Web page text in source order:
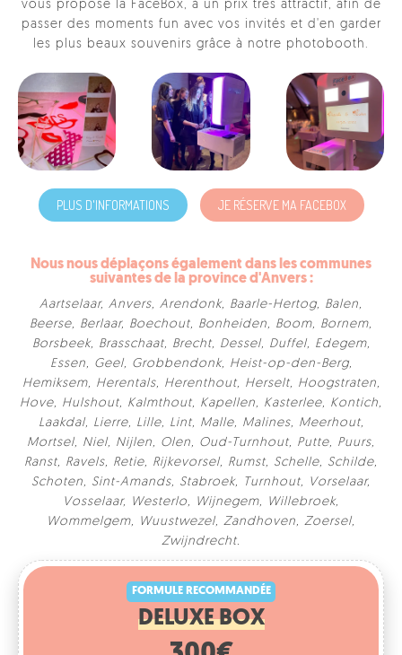
vous propose la FaceBox, à un prix très attractif, afin de
passer des moments fun avec vos invités et d'en garder
les plus beaux souvenirs grâce à notre photobooth.
PLUS D'INFORMATIONS JE RÉSERVE MA FACEBOX
Nous nous déplaçons également dans les communes
suivantes de la province d'Anvers :
Aartselaar, Anvers, Arendonk, Baarle-Hertog, Balen,
Beerse, Berlaar, Boechout, Bonheiden, Boom, Bornem,
Borsbeek, Brasschaat, Brecht, Dessel, Duffel, Edegem,
Essen, Geel, Grobbendonk, Heist-op-den-Berg,
Hemiksem, Herentals, Herenthout, Herselt, Hoogstraten,
Hove, Hulshout, Kalmthout, Kapellen, Kasterlee, Kontich,
Laakdal, Lierre, Lille, Lint, Malle, Malines, Meerhout,
Mortsel, Niel, Nijlen, Olen, Oud-Turnhout, Putte, Puurs,
Ranst, Ravels, Retie, Rijkevorsel, Rumst, Schelle, Schilde,
Schoten, Sint-Amands, Stabroek, Turnhout, Vorselaar,
Vosselaar, Westerlo, Wijnegem, Willebroek,
Wommelgem, Wuustwezel, Zandhoven, Zoersel,
Zwijndrecht.
DELUXE BOX
300€
400 impressions instantanées